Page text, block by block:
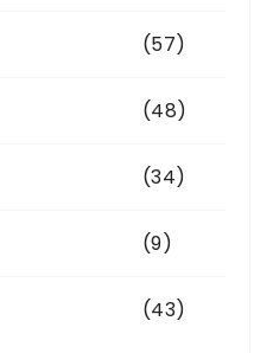
(57)
(48)
(34)
(9)
(43)